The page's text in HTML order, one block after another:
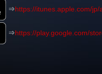
⇒https://itunes.apple.com/
⇒https://play.google.com/